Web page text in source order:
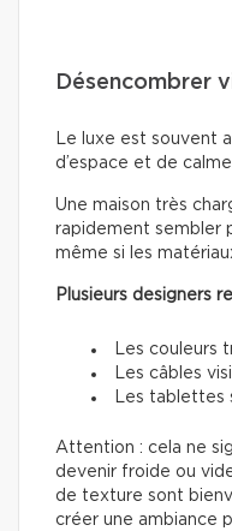
Désencombrer
Le luxe est souvent
d’espace et de
Une maison très
rapidement sembler
même si les
Plusieurs designers
Les couleurs
Les câbles
Les tablettes
Attention : cela ne
devenir froide ou
de texture sont
créer une ambiance